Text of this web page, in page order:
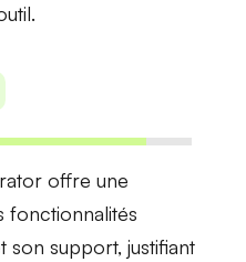
offre une
fonctionnalités
son support, justifiant